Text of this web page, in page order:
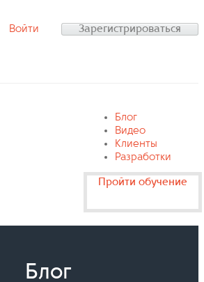
Войти Зарегистрироваться
Блог
Видео
Клиенты
Разработки
Пройти обучение
Блог